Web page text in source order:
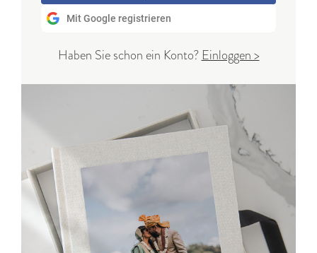
Mit Google registrieren
Haben Sie schon ein Konto? Einloggen >